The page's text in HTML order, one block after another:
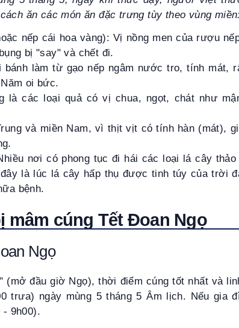
ăn các món ăn đặc trưng tùy theo vùng miền:
nếp cái hoa vàng): Vị nồng men của rượu
bị "say" và chết đi.
bánh làm từ gạo nếp ngâm nước tro, tính mát,
oi bức.
là các loại quả có vị chua, ngọt, chát như
và miền Nam, vì thịt vịt có tính hàn (mát),
nơi có phong tục đi hái các loại lá cây
là lúc lá cây hấp thụ được tinh túy của trời
bệnh.
mâm cúng Tết Đoan Ngọ
Ngọ
(mở đầu giờ Ngọ), thời điểm cúng tốt nhất và
trưa) ngày mùng 5 tháng 5 Âm lịch. Nếu gia
- 9h00).